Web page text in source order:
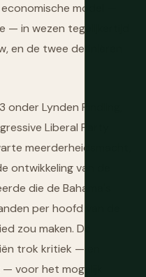
model —
in wezen tegelijkertijd
en de twee definiëren
Lynden Pindling,
Liberal Party
meerderheidsmacht,
ontwikkeling van de
die de Bahama's
per hoofd van de
zou maken. De
trok kritiek — en
voor het mogelijk